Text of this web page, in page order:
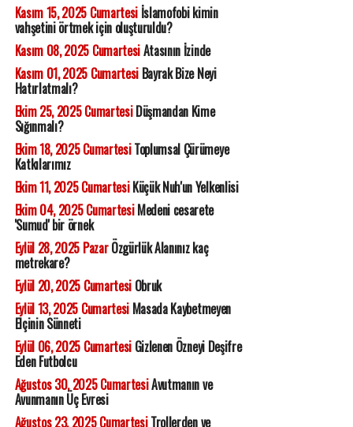
Kasım 15, 2025 Cumartesiİslamofobi kimin
vahşetini örtmek için oluşturuldu?
Kasım 08, 2025 CumartesiAtasının İzinde
Kasım 01, 2025 CumartesiBayrak Bize Neyi
Hatırlatmalı?
Ekim 25, 2025 CumartesiDüşmandan Kime
Sığınmalı?
Ekim 18, 2025 CumartesiToplumsal Çürümeye
Katkılarımız
Ekim 11, 2025 CumartesiKüçük Nuh'un Yelkenlisi
Ekim 04, 2025 CumartesiMedeni cesarete
'Sumud' bir örnek
Eylül 28, 2025 PazarÖzgürlük Alanınız kaç
metrekare?
Eylül 20, 2025 CumartesiObruk
Eylül 13, 2025 CumartesiMasada Kaybetmeyen
Elçinin Sünneti
Eylül 06, 2025 CumartesiGizlenen Özneyi Deşifre
Eden Futbolcu
Ağustos 30, 2025 CumartesiAvutmanın ve
Avunmanın Üç Evresi
Ağustos 23, 2025 CumartesiTrollerden ve